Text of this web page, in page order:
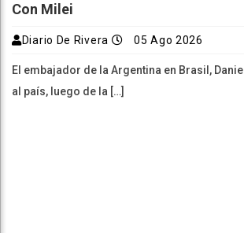
Con Milei
Diario De Rivera 05 Ago 2026
El embajador de la Argentina en Brasil,
al país, luego de la […]